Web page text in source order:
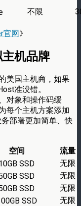
不限
官网》
机品牌
美国主机商，如果
准没错。
对象和操作码缓
每个主机方案添加
部署更加简单、快
空间
流量
SSD
无限
SSD
无限
SSD
无限
SSD 无限